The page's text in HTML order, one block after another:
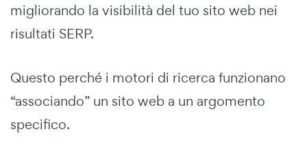
migliorando la visibilità del tuo sito web nei
risultati SERP.
Questo perché i motori di ricerca funzionano
“associando” un sito web a un argomento
specifico.